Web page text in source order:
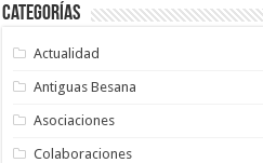
Categorías
Actualidad
Antiguas Besana
Asociaciones
Colaboraciones